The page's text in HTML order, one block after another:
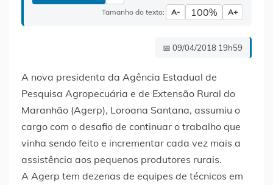
Tamanho do texto: A- 100% A+
📅 09/04/2018 19h59
A nova presidenta da Agência Estadual de
Pesquisa Agropecuária e de Extensão Rural do
Maranhão (Agerp), Loroana Santana, assumiu o
cargo com o desafio de continuar o trabalho que
vinha sendo feito e incrementar cada vez mais a
assistência aos pequenos produtores rurais.
A Agerp tem dezenas de equipes de técnicos em